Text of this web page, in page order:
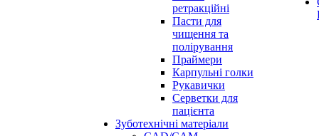
ретракційні
Пасти для
чищення та
полірування
Праймери
Карпульні голки
Рукавички
Серветки для
пацієнта
Зуботехнічні матеріали